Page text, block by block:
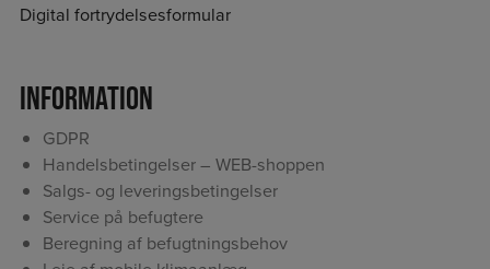
Digital fortrydelsesformular
Information
GDPR
Handelsbetingelser – WEB-shoppen
Salgs- og leveringsbetingelser
Service på befugtere
Beregning af befugtningsbehov